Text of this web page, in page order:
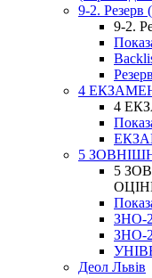
9-2. Резерв
9-2.
Резерв
4
4
5
5
ЗНО-
ЗНО-
Деол Львів